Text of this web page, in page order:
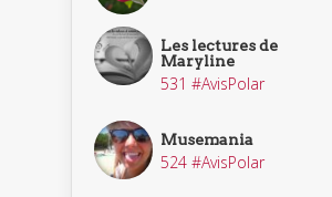
Les lectures de
Maryline
531 #AvisPolar
Musemania
524 #AvisPolar